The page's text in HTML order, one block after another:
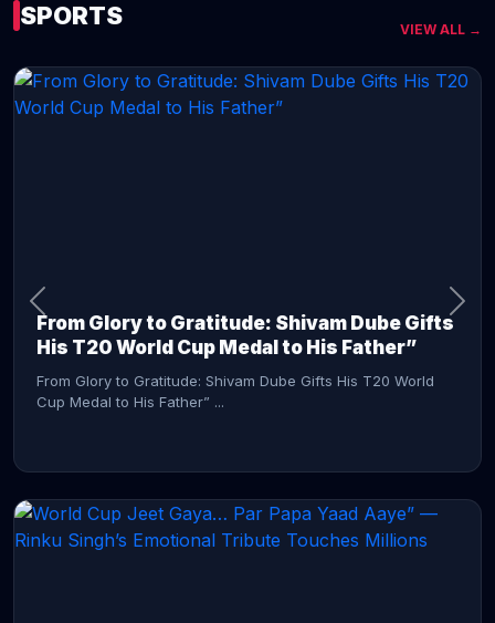
SPORTS VIEW ALL →
From Glory to Gratitude: Shivam Dube Gifts
His T20 World Cup Medal to His Father”
From Glory to Gratitude: Shivam Dube Gifts His T20 World
Cup Medal to His Father” ...